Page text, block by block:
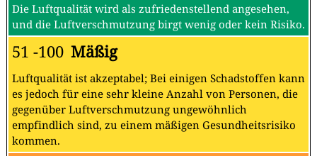
Die Luftqualität wird als zufriedenstellend angesehen,
und die Luftverschmutzung birgt wenig oder kein Risiko.
51 -100 Mäßig
Luftqualität ist akzeptabel; Bei einigen Schadstoffen kann
es jedoch für eine sehr kleine Anzahl von Personen, die
gegenüber Luftverschmutzung ungewöhnlich
empfindlich sind, zu einem mäßigen Gesundheitsrisiko
kommen.